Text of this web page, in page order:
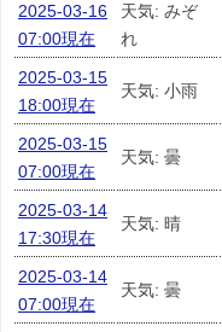
2025-03-16
07:00現在
天気: みぞ
れ
2025-03-15
18:00現在
天気: 小雨
2025-03-15
07:00現在
天気: 曇
2025-03-14
17:30現在
天気: 晴
2025-03-14
07:00現在
天気: 曇